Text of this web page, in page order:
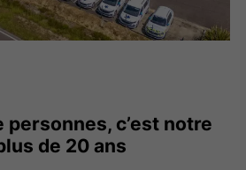
c’est notre
de 20 ans